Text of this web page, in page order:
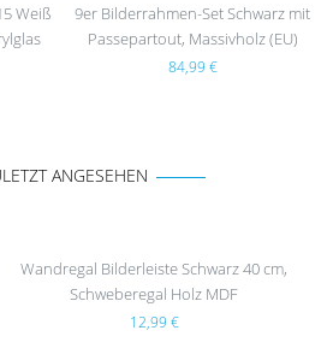
Weiß
9er Bilderrahmen-Set Schwarz mit
Passepartout, Massivholz (EU)
84,99 €
ANGESEHEN
Wandregal Bilderleiste Schwarz 40 cm,
Schweberegal Holz MDF
12,99 €